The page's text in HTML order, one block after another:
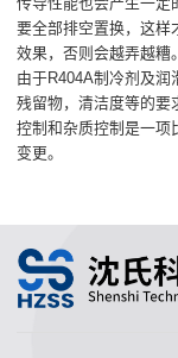
要全部排空置换，这样
效果，否则会越弄越糟。
由于R404A制冷剂及
残留物，清洁度等的要
控制和杂质控制是一项
变更。